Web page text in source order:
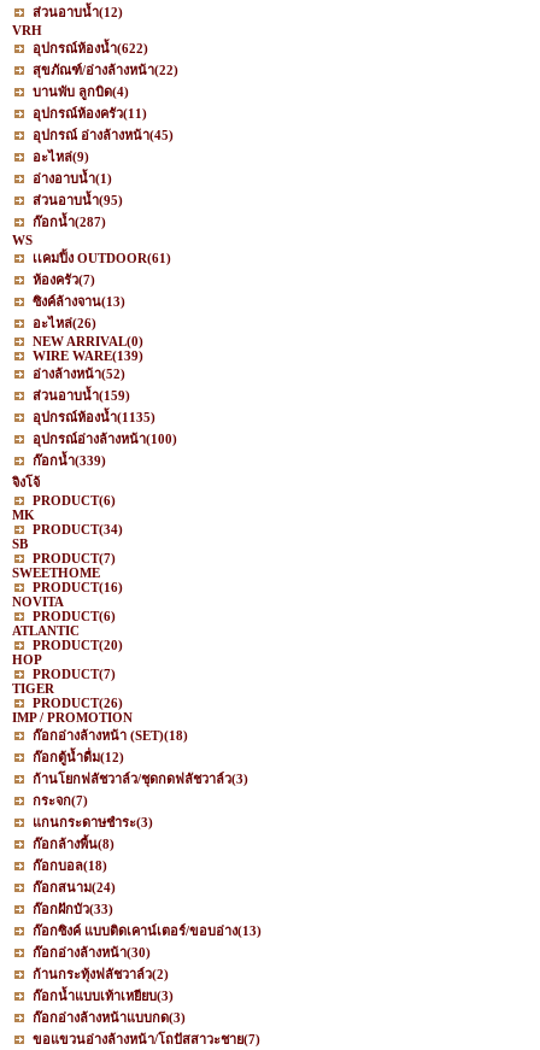
ส่วนอาบน้ำ(12)
VRH
อุปกรณ์ห้องน้ำ(622)
สุขภัณฑ์/อ่างล้างหน้า(22)
บานพับ ลูกบิด(4)
อุปกรณ์ห้องครัว(11)
อุปกรณ์ อ่างล้างหน้า(45)
อะไหล่(9)
อ่างอาบน้ำ(1)
ส่วนอาบน้ำ(95)
ก๊อกน้ำ(287)
WS
เเคมปิ้ง OUTDOOR(61)
ห้องครัว(7)
ซิงค์ล้างจาน(13)
อะไหล่(26)
NEW ARRIVAL(0)
WIRE WARE(139)
อ่างล้างหน้า(52)
ส่วนอาบน้ำ(159)
อุปกรณ์ห้องน้ำ(1135)
อุปกรณ์อ่างล้างหน้า(100)
ก๊อกน้ำ(339)
จิงโจ้
PRODUCT(6)
MK
PRODUCT(34)
SB
PRODUCT(7)
SWEETHOME
PRODUCT(16)
NOVITA
PRODUCT(6)
ATLANTIC
PRODUCT(20)
HOP
PRODUCT(7)
TIGER
PRODUCT(26)
IMP / PROMOTION
ก๊อกอ่างล้างหน้า (SET)(18)
ก๊อกตู้น้ำดื่ม(12)
ก้านโยกฟลัชวาล์ว/ชุดกดฟลัชวาล์ว(3)
กระจก(7)
แกนกระดาษชำระ(3)
ก๊อกล้างพื้น(8)
ก๊อกบอล(18)
ก๊อกสนาม(24)
ก๊อกฝักบัว(33)
ก๊อกซิงค์ แบบติดเคาน์เตอร์/ขอบอ่าง(13)
ก๊อกอ่างล้างหน้า(30)
ก้านกระทุ้งฟลัชวาล์ว(2)
ก๊อกน้ำแบบเท้าเหยียบ(3)
ก๊อกอ่างล้างหน้าแบบกด(3)
ขอแขวนอ่างล้างหน้า/โถปัสสาวะชาย(7)